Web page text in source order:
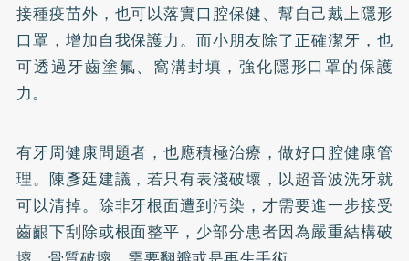
接種疫苗外，也可以落實口腔保健、幫自己戴上隱形
口罩，增加自我保護力。而小朋友除了正確潔牙，也
可透過牙齒塗氟、窩溝封填，強化隱形口罩的保護
力。
有牙周健康問題者，也應積極治療，做好口腔健康管
理。陳彥廷建議，若只有表淺破壞，以超音波洗牙就
可以清掉。除非牙根面遭到污染，才需要進一步接受
齒齦下刮除或根面整平，少部分患者因為嚴重結構破